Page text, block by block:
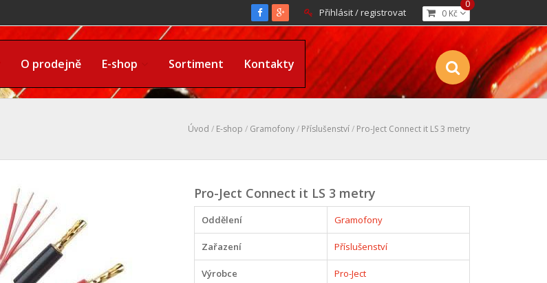
0 Kč
0
Přihlásit / registrovat
O prodejně E-shop Sortiment Kontakty
Úvod / E-shop / Gramofony/ Příslušenství/ Pro-Ject Connect it LS 3 metry
Pro-Ject Connect it LS 3 metry
Oddělení Gramofony
Zařazení Příslušenství
Výrobce Pro-Ject